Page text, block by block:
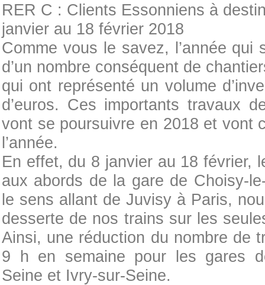
RER C : Clients Essonniens à
janvier au 18 février 2018
Comme vous le savez, l’année qui
d’un nombre conséquent de
qui ont représenté un volume
d’euros. Ces importants travaux
vont se poursuivre en 2018 et vont
l’année.
En effet, du 8 janvier au 18 février,
aux abords de la gare de Choisy-
le sens allant de Juvisy à Paris,
desserte de nos trains sur les
Ainsi, une réduction du nombre de
9 h en semaine pour les gares
Seine et Ivry-sur-Seine.